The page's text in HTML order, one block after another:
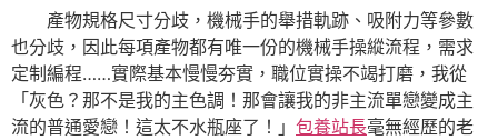
產物規格尺寸分歧，機械手的舉措軌跡、吸附力等參數
也分歧，因此每項產物都有唯一份的機械手操縱流程，需求
定制編程……實際基本慢慢夯實，職位實操不竭打磨，我從
「灰色？那不是我的主色調！那會讓我的非主流單戀變成主
流的普通愛戀！這太不水瓶座了！」 包養站長毫無經歷的老